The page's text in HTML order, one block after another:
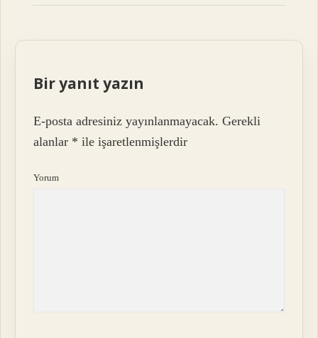
Bir yanıt yazın
E-posta adresiniz yayınlanmayacak. Gerekli
alanlar * ile işaretlenmişlerdir
Yorum